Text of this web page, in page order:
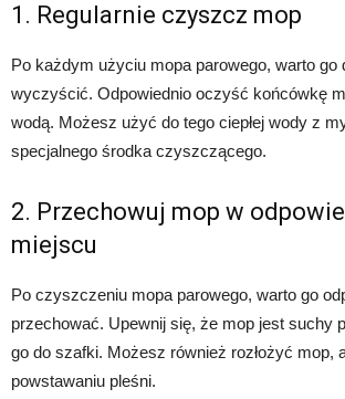
1. Regularnie czyszcz mop
Po każdym użyciu mopa parowego, warto go
wyczyścić. Odpowiednio oczyść końcówkę
wodą. Możesz użyć do tego ciepłej wody z
specjalnego środka czyszczącego.
2. Przechowuj mop w
miejscu
Po czyszczeniu mopa parowego, warto go
przechować. Upewnij się, że mop jest suchy
go do szafki. Możesz również rozłożyć mop,
powstawaniu pleśni.